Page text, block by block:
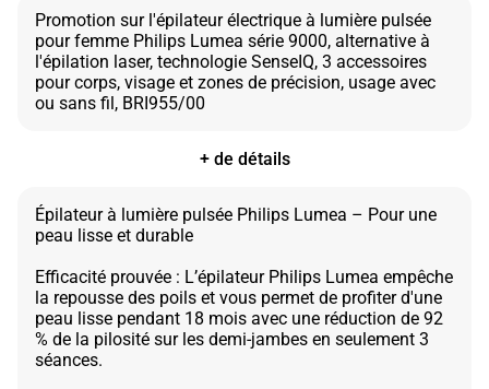
Promotion sur l'épilateur électrique à lumière pulsée
pour femme Philips Lumea série 9000, alternative à
l'épilation laser, technologie SenseIQ, 3 accessoires
pour corps, visage et zones de précision, usage avec
+ de détails
Épilateur à lumière pulsée Philips Lumea – Pour une
peau lisse et durable
Efficacité prouvée : L’épilateur Philips Lumea empêche
la repousse des poils et vous permet de profiter d'une
peau lisse pendant 18 mois avec une réduction de 92
% de la pilosité sur les demi-jambes en seulement 3
séances.